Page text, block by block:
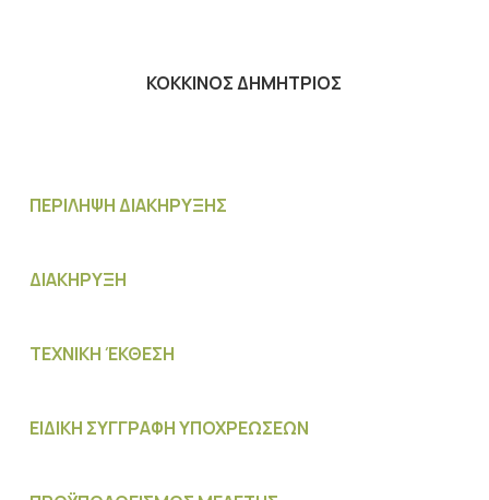
ΚΟΚΚΙΝΟΣ ΔΗΜΗΤΡΙΟΣ
ΠΕΡΙΛΗΨΗ ΔΙΑΚΗΡΥΞΗΣ
ΔΙΑΚΗΡΥΞΗ
ΤΕΧΝΙΚΗ ΈΚΘΕΣΗ
ΕΙΔΙΚΗ ΣΥΓΓΡΑΦΗ ΥΠΟΧΡΕΩΣΕΩΝ